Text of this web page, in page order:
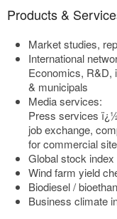
Products &
Market studies,
International
Economics, R&D,
& municipals
Media services:
Press services
job exchange,
for commercial
Global stock
Wind farm yield
Biodiesel /
Business climate